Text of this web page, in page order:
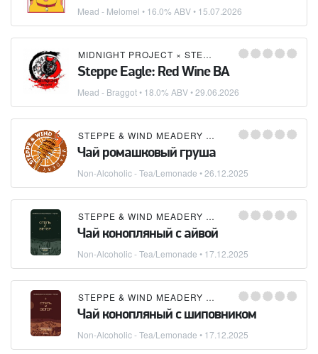
Mead - Melomel • 16.0% ABV • 15.07.2026
MIDNIGHT PROJECT × STEPPE & WIND MEADERY (СТЕПЬ И ВЕТЕР)
Steppe Eagle: Red Wine BA
Mead - Braggot• 18.0% ABV •29.06.2026
STEPPE & WIND MEADERY (СТЕПЬ И ВЕТЕР)
Чай ромашковый груша
Non-Alcoholic - Tea/Lemonade •26.12.2025
STEPPE & WIND MEADERY (СТЕПЬ И ВЕТЕР)
Чай конопляный с айвой
Non-Alcoholic - Tea/Lemonade • 17.12.2025
STEPPE & WIND MEADERY (СТЕПЬ И ВЕТЕР)
Чай конопляный с шиповником
Non-Alcoholic - Tea/Lemonade • 17.12.2025